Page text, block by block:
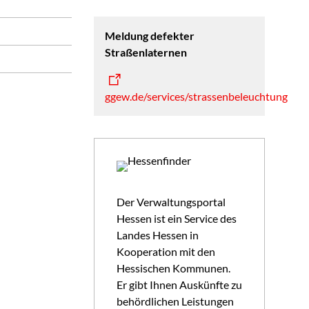
Meldung defekter
Straßenlaternen
ggew.de/services/strassenbeleuchtung
Der Verwaltungsportal
Hessen ist ein Service des
Landes Hessen in
Kooperation mit den
Hessischen Kommunen.
Er gibt Ihnen Auskünfte zu
behördlichen Leistungen